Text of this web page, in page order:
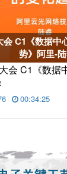
会 C1《数据中
势》阿里-
会 C1《数据
00:34:25